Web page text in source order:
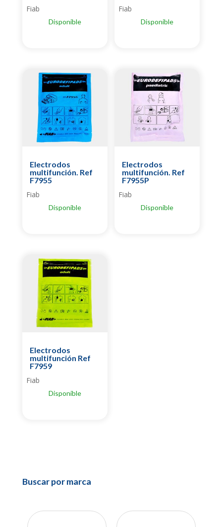
Fiab
Disponible
Fiab
Disponible
Electrodos
multifunción. Ref
F7955
Fiab
Disponible
Electrodos
multifunción. Ref
F7955P
Fiab
Disponible
Electrodos
multifunción Ref
F7959
Fiab
Disponible
Buscar por marca